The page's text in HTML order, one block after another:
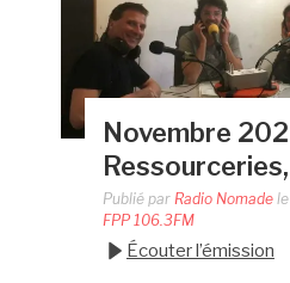
Novembre
Publié par Radio Nomadele
FPP 106.3FM
Écouter l’émission